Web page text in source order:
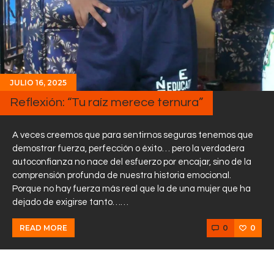
JULIO 16, 2025
Reflexión: “Tu raíz merece ternura”
A veces creemos que para sentirnos seguras tenemos que
demostrar fuerza, perfección o éxito… pero la verdadera
autoconfianza no nace del esfuerzo por encajar, sino de la
comprensión profunda de nuestra historia emocional.
Porque no hay fuerza más real que la de una mujer que ha
dejado de exigirse tanto……
READ MORE 0 0